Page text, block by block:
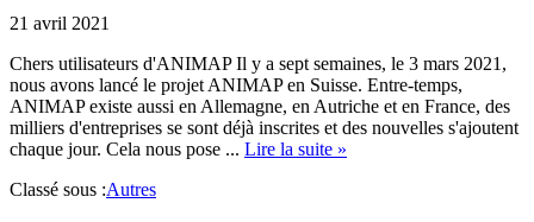
21 avril 2021
Chers utilisateurs d'ANIMAP Il y a sept semaines, le 3 mars 2021,
nous avons lancé le projet ANIMAP en Suisse. Entre-temps,
ANIMAP existe aussi en Allemagne, en Autriche et en France, des
milliers d'entreprises se sont déjà inscrites et des nouvelles s'ajoutent
chaque jour. Cela nous pose ... Lire la suite »
Classé sous :Autres